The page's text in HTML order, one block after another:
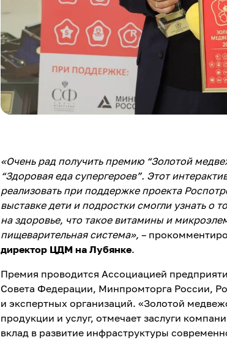
«Очень рад получить премию “Золотой
“Здоровая еда супергероев”. Этот
реализовать при поддержке проекта
выставке дети и подростки смогли узнать о
на здоровье, что такое витамины и
пищеварительная система», –
директор ЦДМ на Лубянке.
Премия проводится Ассоциацией
Совета Федерации, Минпромторга России,
и экспертных организаций. «Золотой
продукции и услуг, отмечает заслуги
вклад в развитие инфраструктуры